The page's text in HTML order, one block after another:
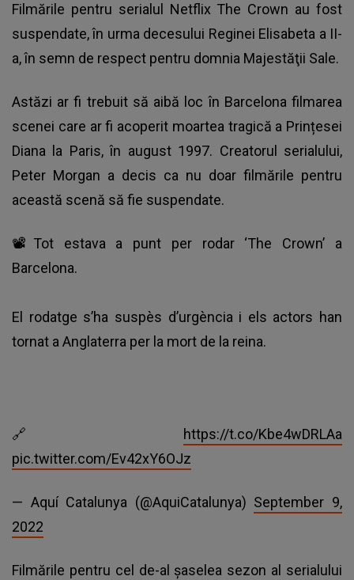
Filmările pentru serialul Netflix The Crown au fost
suspendate, în urma decesului Reginei Elisabeta a II-
a, în semn de respect pentru domnia Majestăţii Sale.
Astăzi ar fi trebuit să aibă loc în Barcelona filmarea
scenei care ar fi acoperit moartea tragică a Prințesei
Diana la Paris, în august 1997. Creatorul serialului,
Peter Morgan a decis ca nu doar filmările pentru
această scenă să fie suspendate.
📽️Tot estava a punt per rodar ‘The Crown’ a
Barcelona.
El rodatge s’ha suspès d’urgència i els actors han
tornat a Anglaterra per la mort de la reina.
🔗 https://t.co/Kbe4wDRLAa
pic.twitter.com/Ev42xY6OJz
— Aquí Catalunya (@AquiCatalunya) September 9,
2022
Filmările pentru cel de-al şaselea sezon al serialului